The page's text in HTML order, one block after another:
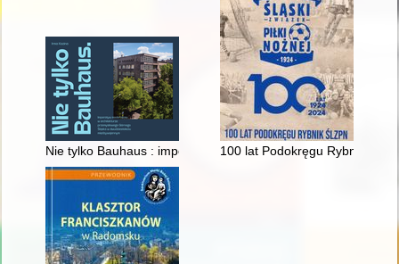
Nie tylko Bauhaus : imperatyw modernizmu w architekturze
100 lat Podokręgu Rybnik